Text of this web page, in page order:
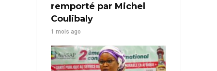
remporté par Michel
Coulibaly
1 mois ago